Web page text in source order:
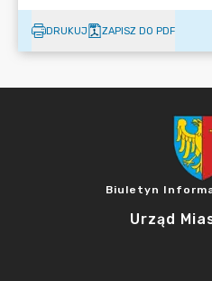
DRUKUJ ZAPISZ DO PDF
Biuletyn
Urząd